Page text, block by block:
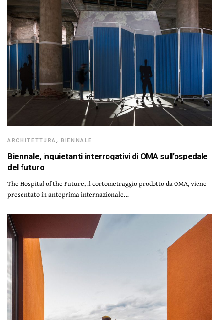
ARCHITETTURA ,BIENNALE
Biennale, inquietanti interrogativi di OMA sull’ospedale
del futuro
The Hospital of the Future, il cortometraggio prodotto da OMA, viene
presentato in anteprima internazionale…